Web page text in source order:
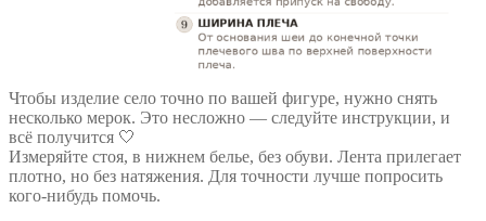
Чтобы изделие село точно по вашей фигуре, нужно снять
несколько мерок. Это несложно — следуйте инструкции, и
всё получится 🤍
Измеряйте стоя, в нижнем белье, без обуви. Лента прилегает
плотно, но без натяжения. Для точности лучше попросить
кого-нибудь помочь.